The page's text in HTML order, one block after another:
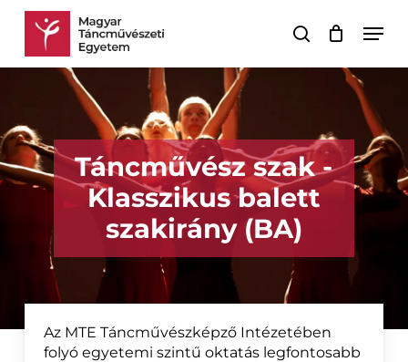
Skip
content
keresés
Kosár Kosár
Táncművész szak -
Klasszikus balett
szakirány (BA)
Az MTE Táncművészképző Intézetében
folyó egyetemi szintű oktatás legfontosabb